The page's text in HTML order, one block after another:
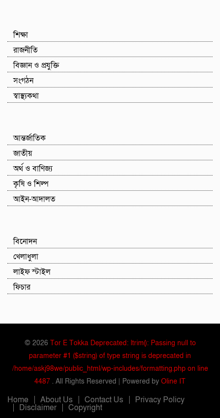
শিক্ষা
রাজনীতি
বিজ্ঞান ও প্রযুক্তি
সংগঠন
স্বাস্থ্যকথা
আন্তর্জাতিক
জাতীয়
অর্থ ও বাণিজ্য
কৃষি ও শিল্প
আইন-আদালত
বিনোদন
খেলাধুলা
লাইফ স্টাইল
ফিচার
© 2026 Tor E Tokka Deprecated: ltrim(): Passing null to
parameter #1 ($string) of type string is deprecated in
/home/askj98we/public_html/wp-includes/formatting.php on line
4487 . All Rights Reserved | Powered by Oline IT
Home About Us Contact Us Privacy Policy
Disclaimer Copyright